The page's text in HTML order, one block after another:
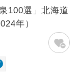
100選」北海道
年）
ら最終日出発空港
行します。
車内での観光案内
席状況に
承いただき